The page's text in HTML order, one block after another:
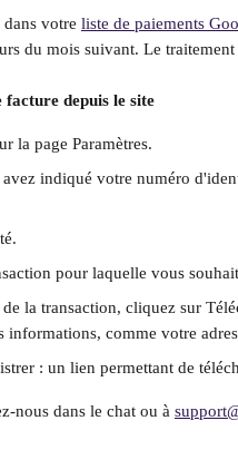
votre liste de paiements
du mois suivant. Le
depuis le site
la page Paramètres.
indiqué votre numéro
pour laquelle vous
de la transaction, cliquez sur
informations, comme votre
: un lien permettant de
nous dans le chat ou à